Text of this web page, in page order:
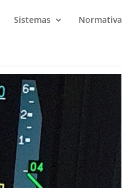
Sistemas Normativa